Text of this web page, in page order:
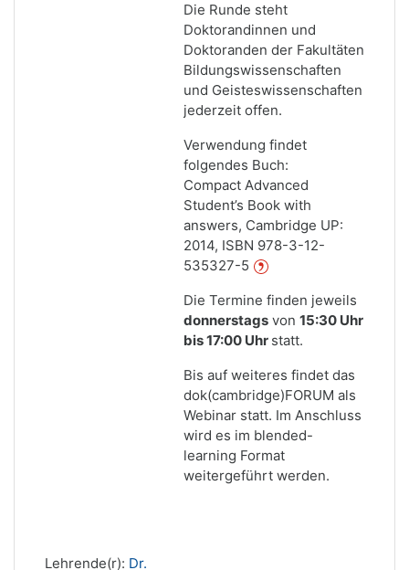
Die Runde steht
Doktorandinnen und
Doktoranden der Fakultäten
Bildungswissenschaften
und Geisteswissenschaften
jederzeit offen.
Verwendung findet
folgendes Buch:
Compact Advanced
Student’s Book with
answers, Cambridge UP:
2014, ISBN 978-3-12-
535327-5
Die Termine finden jeweils
donnerstags von 15:30 Uhr
bis 17:00 Uhr statt.
Bis auf weiteres findet das
dok(cambridge)FORUM als
Webinar statt. Im Anschluss
wird es im blended-
learning Format
weitergeführt werden.
Lehrende(r): Dr.